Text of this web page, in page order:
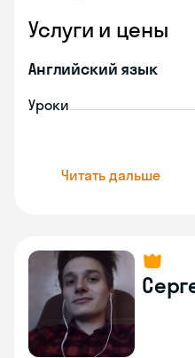
Услуги и цены
Английский язык
Уроки
Читать дальше